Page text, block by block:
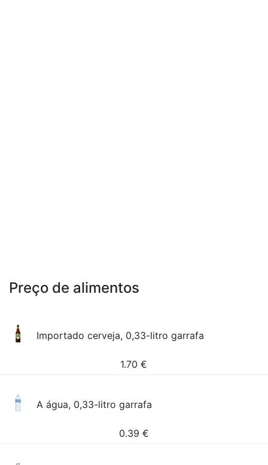
Preço de alimentos
Importado cerveja, 0,33-litro garrafa
1.70 €
A água, 0,33-litro garrafa
0.39 €